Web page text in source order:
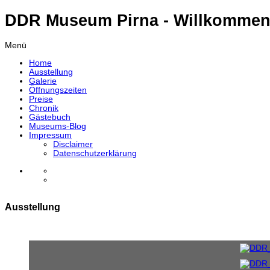
DDR Museum Pirna -
Menü
Home
Ausstellung
Galerie
Öffnungszeiten
Preise
Chronik
Gästebuch
Museums-Blog
Impressum
Disclaimer
Datenschutzerklärung
Ausstellung